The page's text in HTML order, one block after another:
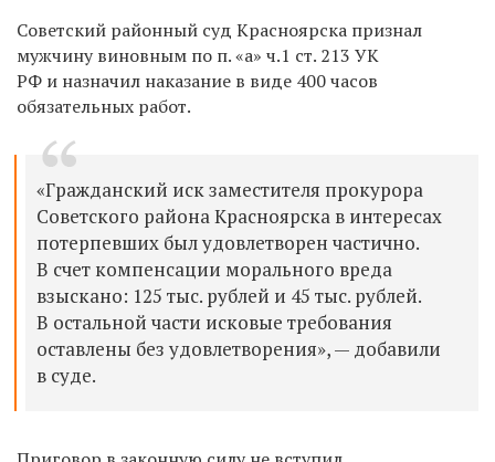
Советский районный суд Красноярска признал
мужчину виновным по п. «а» ч.1 ст. 213 УК
РФ и назначил наказание в виде 400 часов
обязательных работ.
«Гражданский иск заместителя прокурора
Советского района Красноярска в интересах
потерпевших был удовлетворен частично.
В счет компенсации морального вреда
взыскано: 125 тыс. рублей и 45 тыс. рублей.
В остальной части исковые требования
оставлены без удовлетворения», — добавили
в суде.